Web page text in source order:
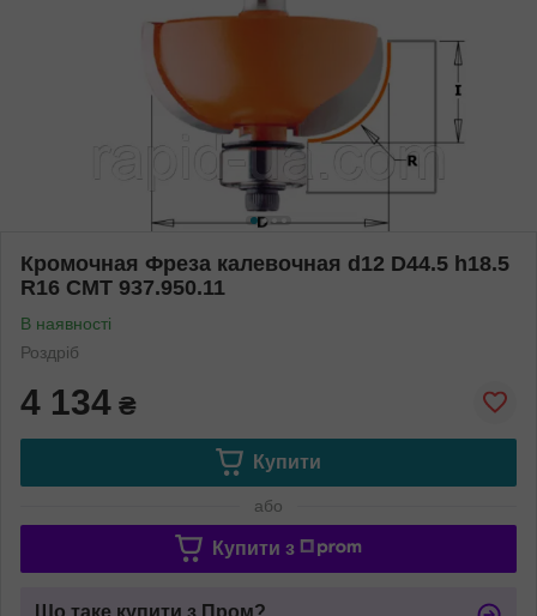
Кромочная Фреза калевочная d12 D44.5 h18.5
R16 СМТ 937.950.11
В наявності
Роздріб
4 134 ₴
Купити
або
Купити з
Що таке купити з Пром?